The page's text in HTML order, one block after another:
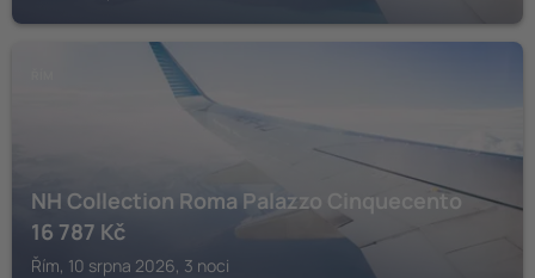
NH Collection Roma Palazzo Cinquecento
16 787 Kč
Řím, 10 srpna 2026, 3 noci